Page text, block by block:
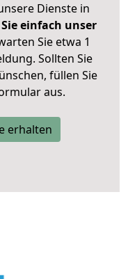
Dienste in
einfach unser
Sie etwa 1
Sollten Sie
füllen Sie
aus.
erhalten